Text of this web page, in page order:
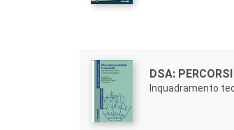
Autori:
Titolo:
DSA:
Inquadramento